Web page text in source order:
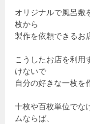
オリジナルで風呂敷
枚から
製作を依頼できるお
こうしたお店を利用
けないで
自分の好きな一枚を
十枚や百枚単位でな
ムならば、